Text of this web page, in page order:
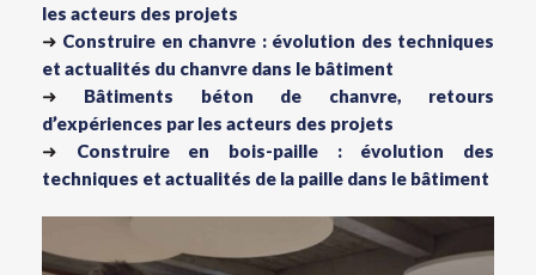
les acteurs des projets
➜ Construire en chanvre : évolution des techniques
et actualités du chanvre dans le bâtiment
➜ Bâtiments béton de chanvre, retours
d’expériences par les acteurs des projets
➜ Construire en bois-paille : évolution des
techniques et actualités de la paille dans le bâtiment